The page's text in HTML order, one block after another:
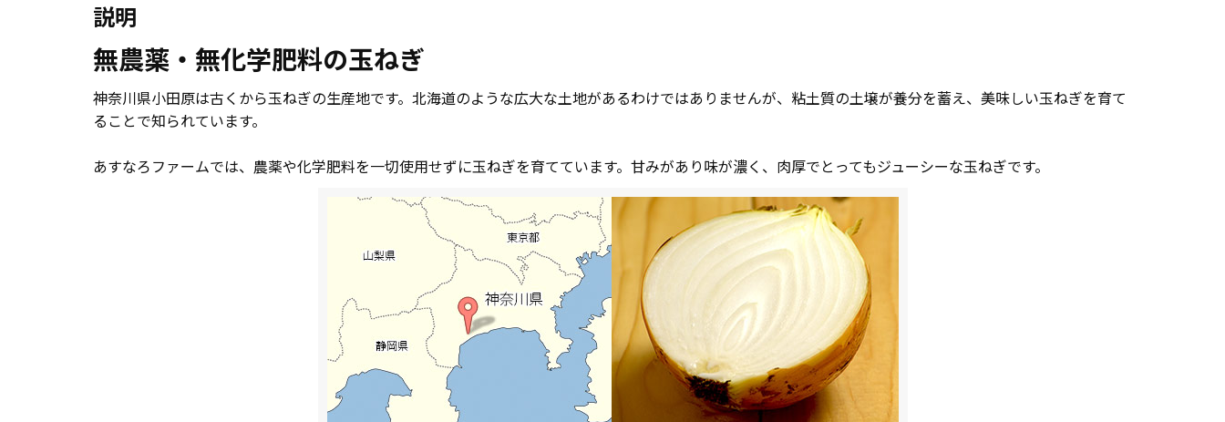
説明
無農薬・無化学肥料の玉ねぎ
神奈川県小田原は古くから玉ねぎの生産地です。北海道のような広大な土地があるわけではありませんが、粘土質の土壌が養分を蓄え、美味しい玉ねぎを育て
ることで知られています。
あすなろファームでは、農薬や化学肥料を一切使用せずに玉ねぎを育てています。甘みがあり味が濃く、肉厚でとってもジューシーな玉ねぎです。